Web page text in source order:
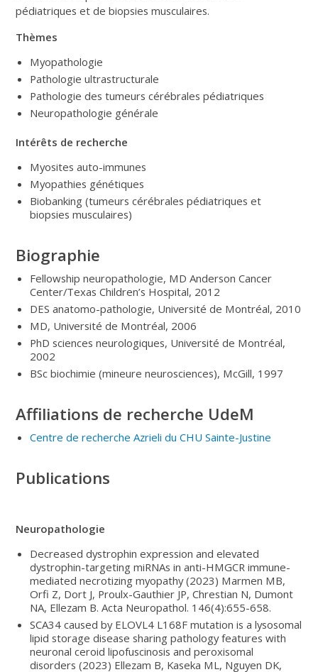
pédiatriques et de biopsies musculaires.
Thèmes
Myopathologie
Pathologie ultrastructurale
Pathologie des tumeurs cérébrales pédiatriques
Neuropathologie générale
Intérêts de recherche
Myosites auto-immunes
Myopathies génétiques
Biobanking (tumeurs cérébrales pédiatriques et
biopsies musculaires)
Biographie
Fellowship neuropathologie, MD Anderson Cancer
Center/Texas Children’s Hospital, 2012
DES anatomo-pathologie, Université de Montréal, 2010
MD, Université de Montréal, 2006
PhD sciences neurologiques, Université de Montréal,
2002
BSc biochimie (mineure neurosciences), McGill, 1997
Affiliations de recherche UdeM
Centre de recherche Azrieli du CHU Sainte-Justine
Publications
Neuropathologie
Decreased dystrophin expression and elevated
dystrophin-targeting miRNAs in anti-HMGCR immune-
mediated necrotizing myopathy (2023) Marmen MB,
Orfi Z, Dort J, Proulx-Gauthier JP, Chrestian N, Dumont
NA, Ellezam B. Acta Neuropathol. 146(4):655-658.
SCA34 caused by ELOVL4 L168F mutation is a lysosomal
lipid storage disease sharing pathology features with
neuronal ceroid lipofuscinosis and peroxisomal
disorders (2023) Ellezam B, Kaseka ML, Nguyen DK,